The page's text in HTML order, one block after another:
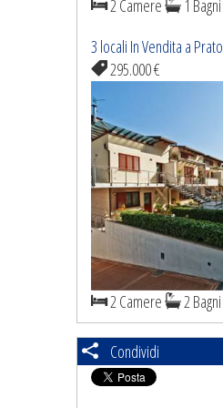
2 Camere 1 Bagni
3 locali In Vendita a Prato
295.000 €
2 Camere 2 Bagni
Condividi